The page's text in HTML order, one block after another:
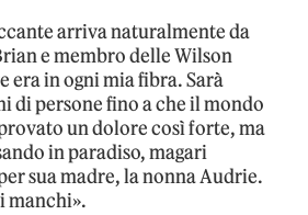
arriva naturalmente da
e membro delle Wilson
era in ogni mia fibra. Sarà
di persone fino a che il mondo
un dolore così forte, ma
in paradiso, magari
sua madre, la nonna Audrie.
manchi».